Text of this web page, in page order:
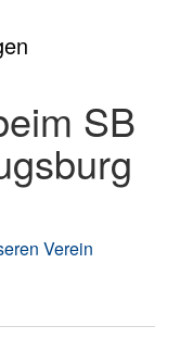
SB
Verein